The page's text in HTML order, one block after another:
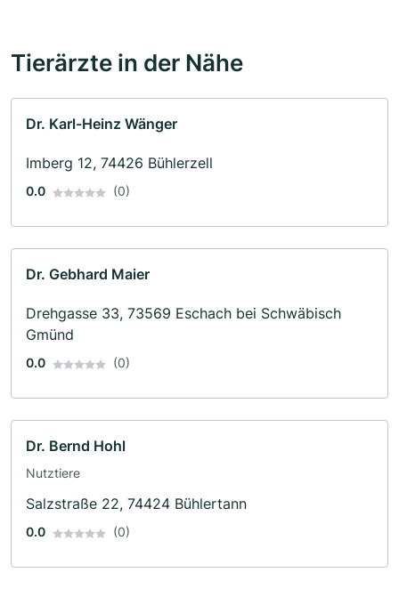
Tierärzte in der Nähe
Dr. Karl-Heinz Wänger
Imberg 12, 74426 Bühlerzell
0.0 (0)
Dr. Gebhard Maier
Drehgasse 33, 73569 Eschach bei Schwäbisch
Gmünd
0.0 (0)
Dr. Bernd Hohl
Nutztiere
Salzstraße 22, 74424 Bühlertann
0.0 (0)